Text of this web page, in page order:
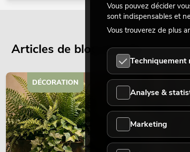
Articles de blog actuels
DÉCORATION
Vous pouvez décider
sont indispensables et
Vous trouverez de plus
Techniquement
Analyse &
Marketing